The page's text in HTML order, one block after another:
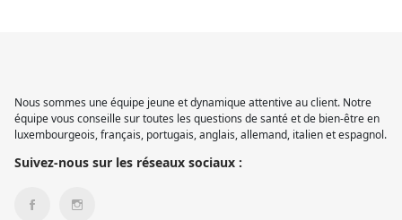
Nous sommes une équipe jeune et dynamique attentive au client. Notre
équipe vous conseille sur toutes les questions de santé et de bien-être en
luxembourgeois, français, portugais, anglais, allemand, italien et espagnol.
Suivez-nous sur les réseaux sociaux :